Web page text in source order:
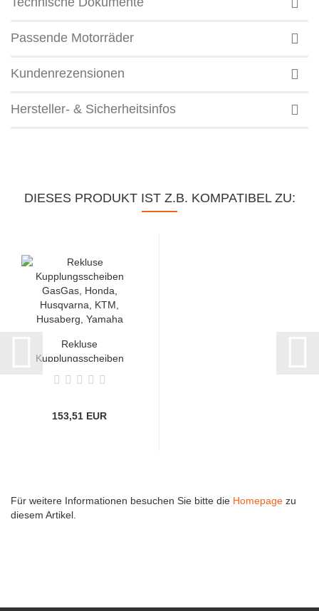
Passende Motorräder
Kundenrezensionen
Hersteller- & Sicherheitsinfos
DIESES PRODUKT IST Z.B. KOMPATIBEL ZU:
Rekluse
Kupplungsscheiben
153,51 EUR
Für weitere Informationen besuchen Sie bitte die Homepage zu
diesem Artikel.